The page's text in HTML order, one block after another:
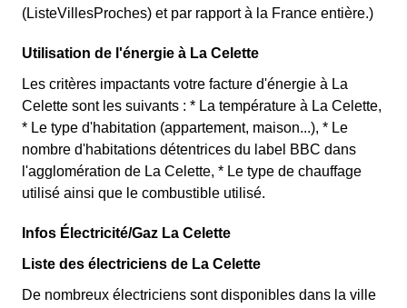
(ListeVillesProches) et par rapport à la France entière.)
Utilisation de l'énergie à La Celette
Les critères impactants votre facture d'énergie à La
Celette sont les suivants : * La température à La Celette,
* Le type d'habitation (appartement, maison...), * Le
nombre d'habitations détentrices du label BBC dans
l'agglomération de La Celette, * Le type de chauffage
utilisé ainsi que le combustible utilisé.
Infos Électricité/Gaz La Celette
Liste des électriciens de La Celette
De nombreux électriciens sont disponibles dans la ville